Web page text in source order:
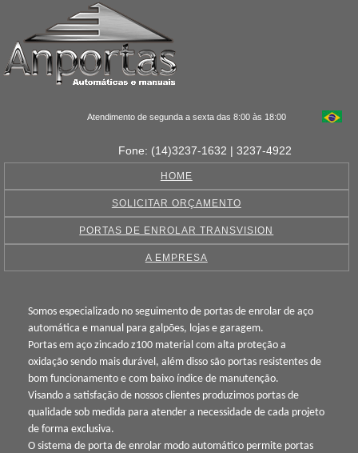
Atendimento de segunda a sexta das 8:00 às 18:00
Fone: (14)3237-1632 | 3237-4922
HOME
SOLICITAR ORÇAMENTO
PORTAS DE ENROLAR TRANSVISION
A EMPRESA
Somos especializado no seguimento de portas de enrolar de aço
automática e manual para galpões, lojas e garagem.
Portas em aço zincado z100 material com alta proteção a
oxidação sendo mais durável, além disso são portas resistentes de
bom funcionamento e com baixo índice de manutenção.
Visando a satisfação de nossos clientes produzimos portas de
qualidade sob medida para atender a necessidade de cada projeto
de forma exclusiva.
O sistema de porta de enrolar modo automático permite portas